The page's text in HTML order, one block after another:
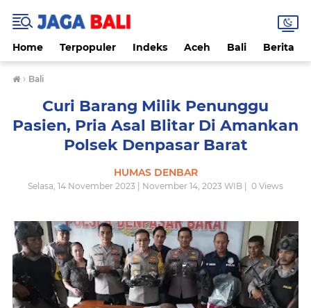
Home Terpopuler Indeks Aceh Bali Berita
› Bali
Curi Barang Milik Penunggu
Pasien, Pria Asal Blitar Di Amankan
Polsek Denpasar Barat
HUMAS DENBAR
Selasa, 14 November 2023 | November 14, 2023 WIB | 0 Views